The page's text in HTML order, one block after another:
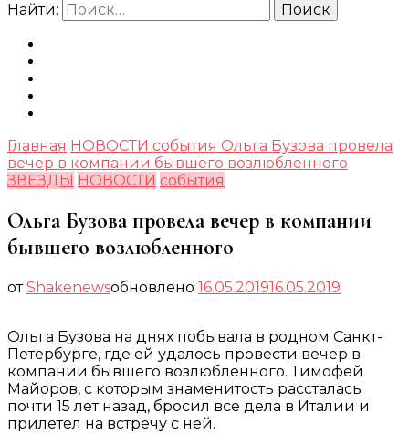
Найти:
Главная НОВОСТИ события Ольга Бузова провела
вечер в компании бывшего возлюбленного
ЗВЕЗДЫ НОВОСТИ события
Ольга Бузова провела вечер в компании
бывшего возлюбленного
отShakenewsобновлено 16.05.201916.05.2019
Ольга Бузова на днях побывала в родном Санкт-
Петербурге, где ей удалось провести вечер в
компании бывшего возлюбленного. Тимофей
Майоров, с которым знаменитость рассталась
почти 15 лет назад, бросил все дела в Италии и
прилетел на встречу с ней.